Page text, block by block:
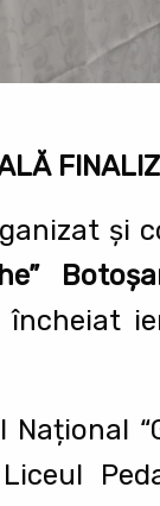
și
încheiat